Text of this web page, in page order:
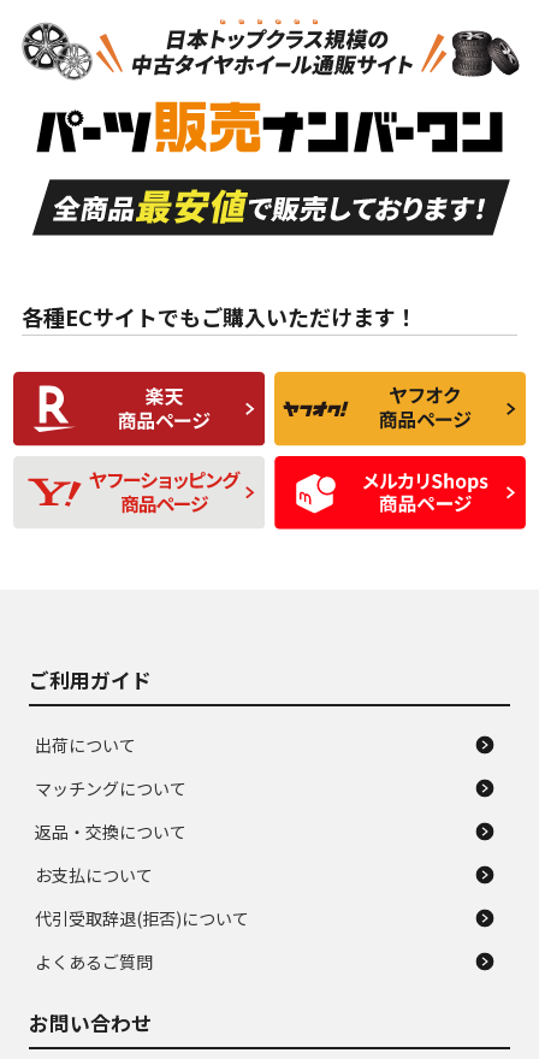
S
品）
S
新車外し品（新古
付き
A
走行距離も少なく、
目立つ傷もほとんど
ない中古品
A
走行距離も少なく、
非常に状態の良い中
古品
な中古品
んどない中古品
C
比較的きれいな中古
品
C
られるが、使用に問
題のない中古品
D
使用感や目立つ傷が
あり、一般的な中古
品
D
残り溝も少なく、偏
磨耗がみられ、短期
間使用できるくらい
の中古品
各種ECサイトでもご購入いただけます！
ご利用ガイド
出荷について
マッチングについて
返品・交換について
お支払について
代引受取辞退(拒否)について
よくあるご質問
お問い合わせ